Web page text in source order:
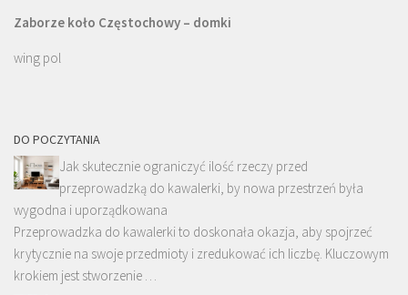
Zaborze koło Częstochowy – domki
wing pol
DO POCZYTANIA
Jak skutecznie ograniczyć ilość rzeczy przed
przeprowadzką do kawalerki, by nowa przestrzeń była
wygodna i uporządkowana
Przeprowadzka do kawalerki to doskonała okazja, aby spojrzeć
krytycznie na swoje przedmioty i zredukować ich liczbę. Kluczowym
krokiem jest stworzenie …